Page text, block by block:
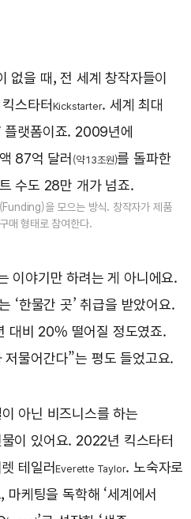
없을 때, 전 세계 창작자들이
스타터 Kickstarter. 세계 최대
랫폼이죠. 2009년에
87억 달러 (약 13조원)를 돌파한
수도 28만 개가 넘죠.
을 모으는 방식. 창작자가 제품
매 형태로 참여한다.
이야기만 하려는 게 아니에요.
‘한물간 곳’ 취급을 받았어요.
대비 20% 떨어질 정도였죠.
물어간다”는 평도 들었고요.
아닌 비즈니스를 하는
이 있어요. 2022년 킥스타터
테일러Everette Taylor. 노숙자로
케팅을 독학해 ‘세계에서